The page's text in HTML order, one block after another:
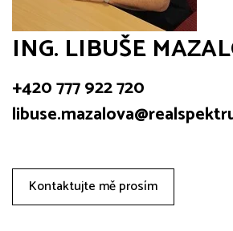
ING. LIBUŠE
+420 777 922 720
Kontaktujte mě prosím